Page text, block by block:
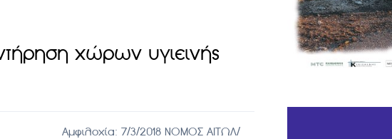
χώρων υγιεινής
7/3/2018 ΝΟΜΟΣ ΑΙΤΩΛ/